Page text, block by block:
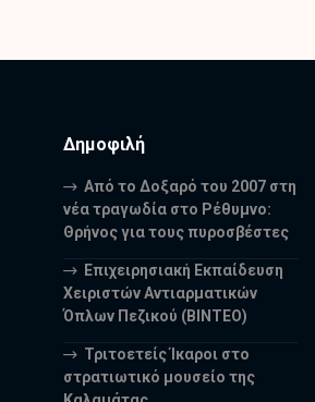
Δημοφιλή
Από το Δοξαρό του 2007 στη
νέα τραγωδία στο Ρέθυμνο:
Θρήνος για τους πυροσβέστες
Επιχειρησιακή Εκπαίδευση
Χειριστών Αντιαρματικών
Όπλων Πεζικού (ΒΙΝΤΕΟ)
Τριτοετείς Ίκαροι στο
στρατιωτικό μουσείο της